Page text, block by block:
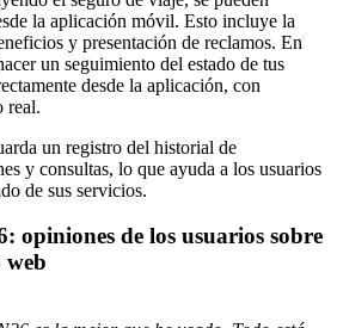
la aplicación móvil. Esto incluye la
y presentación de reclamos. En
un seguimiento del estado de tus
desde la aplicación, con
real.
un registro del historial de
y consultas, lo que ayuda a los usuarios
de sus servicios.
opiniones de los usuarios sobre
web